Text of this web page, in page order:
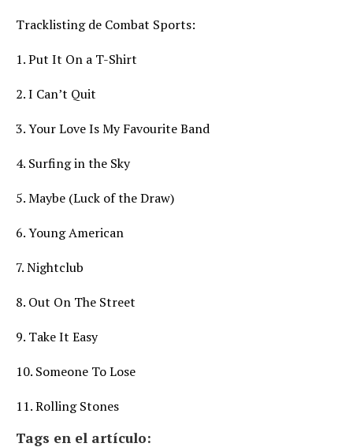
Tracklisting de Combat Sports:
1. Put It On a T-Shirt
2. I Can’t Quit
3. Your Love Is My Favourite Band
4. Surfing in the Sky
5. Maybe (Luck of the Draw)
6. Young American
7. Nightclub
8. Out On The Street
9. Take It Easy
10. Someone To Lose
11. Rolling Stones
Tags en el artículo: